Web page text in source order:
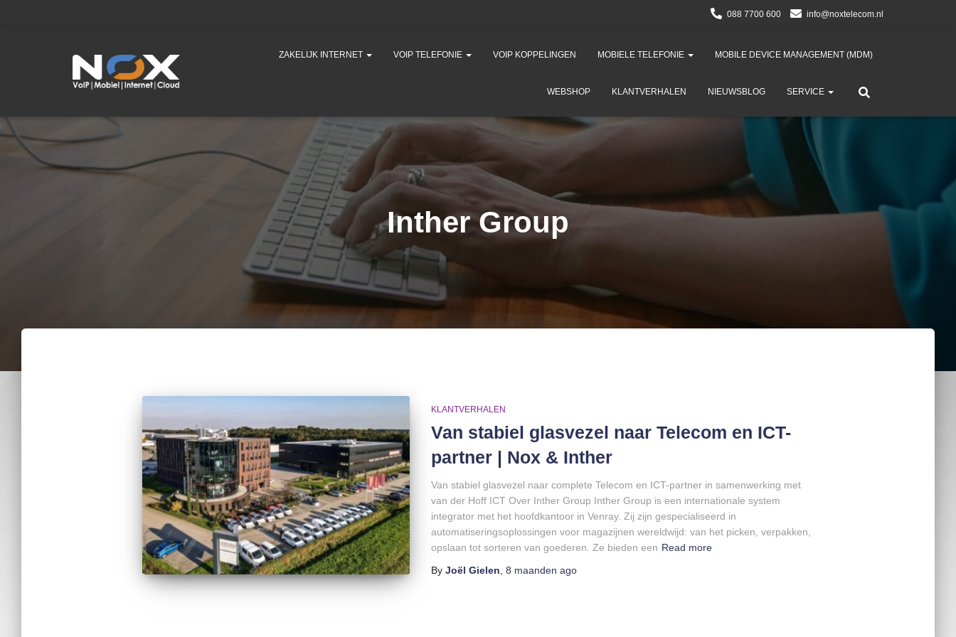
088 7700 600 info@noxtelecom.nl
ZAKELIJK INTERNET VOIP TELEFONIE VOIP KOPPELINGEN MOBIELE TELEFONIE MOBILE DEVICE MANAGEMENT (MDM)​
WEBSHOP KLANTVERHALEN NIEUWSBLOG SERVICE
Inther Group
KLANTVERHALEN
Van stabiel glasvezel naar Telecom en ICT-
partner | Nox & Inther
Van stabiel glasvezel naar complete Telecom en ICT-partner in samenwerking met
van der Hoff ICT Over Inther Group Inther Group is een internationale system
integrator met het hoofdkantoor in Venray. Zij zijn gespecialiseerd in
automatiserings­oplossingen voor magazijnen wereldwijd: van het picken, verpakken,
opslaan tot sorteren van goederen. Ze bieden een Read more
By Joël Gielen 8 maanden ago